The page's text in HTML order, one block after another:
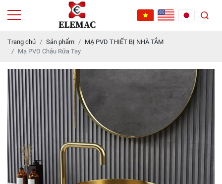
Trang chủ Sản phẩm
MẠ PVD THIẾT BỊ NHÀ TẮM
Mạ PVD Chậu Rửa Tay